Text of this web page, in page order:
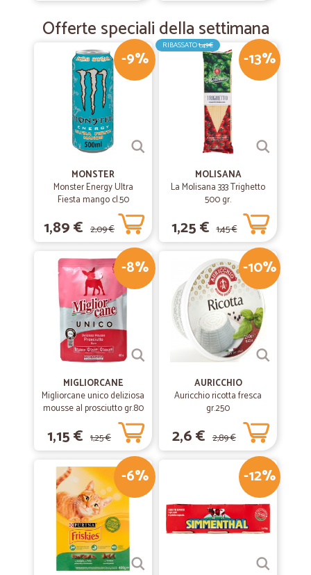
Offerte speciali della settimana
-9%
MONSTER
Monster Energy Ultra
Fiesta mango cl.50
1,89 € 2,09 €
-13%
RIBASSATO1,49€
MOLISANA
La Molisana 333 Trighetto
500 gr.
1,25 € 1,45 €
-8%
MIGLIORCANE
Migliorcane unico deliziosa
mousse al prosciutto gr.80
1,15 € 1,25 €
-10%
AURICCHIO
Auricchio ricotta fresca
gr.250
2,6 € 2,89 €
-6% -12%